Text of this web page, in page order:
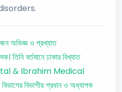
অভিজ্ঞ ও প্রখ্যাত
তিনি বর্তমানে ঢাকার বিখ্যাত
& Ibrahim Medical
বিভাগীয় প্রধান ও অধ্যাপক